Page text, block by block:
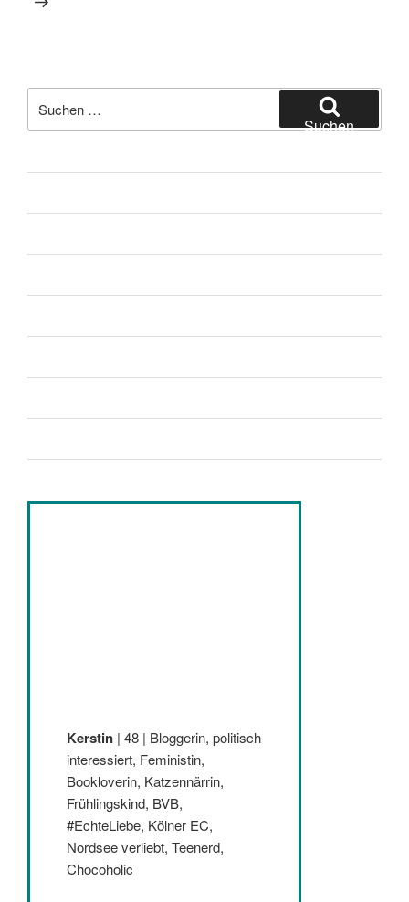
nach:
Suchen
Kerstin | 48 | Bloggerin, politisch
interessiert, Feministin,
Bookloverin, Katzennärrin,
Frühlingskind, BVB,
#EchteLiebe, Kölner EC,
Nordsee verliebt, Teenerd,
Chocoholic